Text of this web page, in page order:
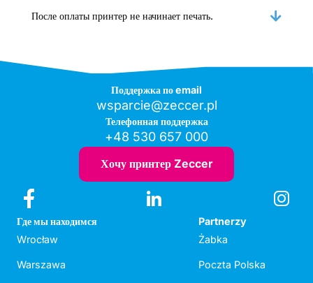
После оплаты принтер не начинает печать.
Поддержка по email
wsparcie@zeccer.pl
Телефонная поддержка
+48 530 657 000
Хочу принтер Zeccer
Где мы находимся
Wrocław
Warszawa
Partnerzy
Żabka
Poczta Polska